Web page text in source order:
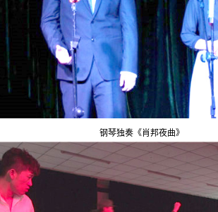
钢琴独奏《肖邦夜曲》